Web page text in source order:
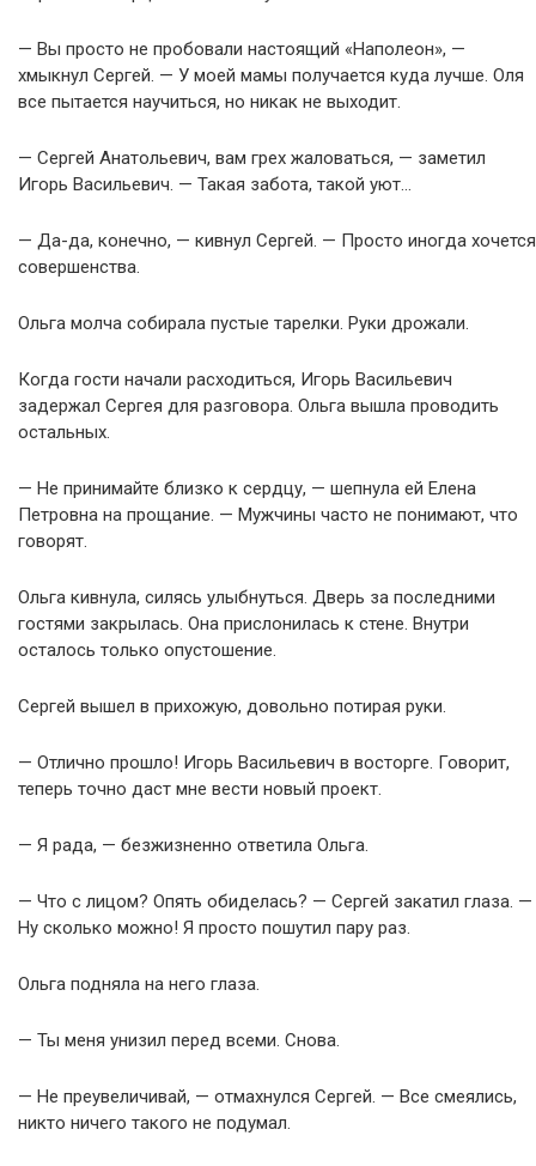
— Вы просто не пробовали настоящий «Наполеон», —
хмыкнул Сергей. — У моей мамы получается куда лучше. Оля
все пытается научиться, но никак не выходит.
— Сергей Анатольевич, вам грех жаловаться, — заметил
Игорь Васильевич. — Такая забота, такой уют…
— Да-да, конечно, — кивнул Сергей. — Просто иногда хочется
совершенства.
Ольга молча собирала пустые тарелки. Руки дрожали.
Когда гости начали расходиться, Игорь Васильевич
задержал Сергея для разговора. Ольга вышла проводить
остальных.
— Не принимайте близко к сердцу, — шепнула ей Елена
Петровна на прощание. — Мужчины часто не понимают, что
говорят.
Ольга кивнула, силясь улыбнуться. Дверь за последними
гостями закрылась. Она прислонилась к стене. Внутри
осталось только опустошение.
Сергей вышел в прихожую, довольно потирая руки.
— Отлично прошло! Игорь Васильевич в восторге. Говорит,
теперь точно даст мне вести новый проект.
— Я рада, — безжизненно ответила Ольга.
— Что с лицом? Опять обиделась? — Сергей закатил глаза. —
Ну сколько можно! Я просто пошутил пару раз.
Ольга подняла на него глаза.
— Ты меня унизил перед всеми. Снова.
— Не преувеличивай, — отмахнулся Сергей. — Все смеялись,
никто ничего такого не подумал.